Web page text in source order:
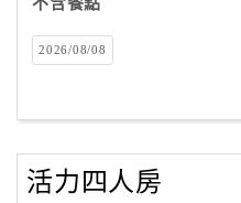
2026/08/08
活力四人房